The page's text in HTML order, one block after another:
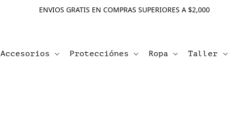
ENVIOS GRATIS EN COMPRAS SUPERIORES A $2,000
Accesorios Protecciónes Ropa Taller